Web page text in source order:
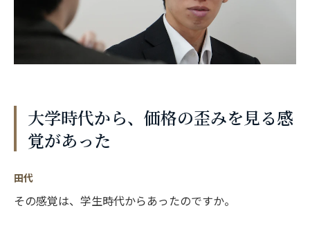
大学時代から、価格の歪みを見る感
覚があった
田代
その感覚は、学生時代からあったのですか。